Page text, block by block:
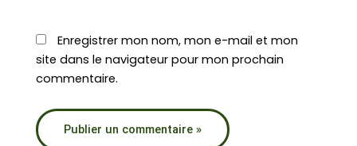
Enregistrer mon nom, mon e-mail et mon
site dans le navigateur pour mon prochain
commentaire.